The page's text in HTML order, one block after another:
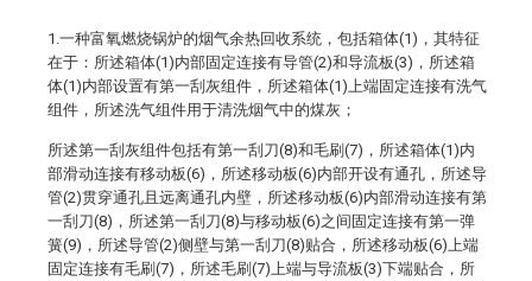
1.一种富氧燃烧锅炉的烟气余热回收系统，包括箱体(1)，其特征
在于：所述箱体(1)内部固定连接有导管(2)和导流板(3)，所述箱
体(1)内部设置有第一刮灰组件，所述箱体(1)上端固定连接有洗气
组件，所述洗气组件用于清洗烟气中的煤灰；
所述第一刮灰组件包括有第一刮刀(8)和毛刷(7)，所述箱体(1)内
部滑动连接有移动板(6)，所述移动板(6)内部开设有通孔，所述导
管(2)贯穿通孔且远离通孔内壁，所述移动板(6)内部滑动连接有第
一刮刀(8)，所述第一刮刀(8)与移动板(6)之间固定连接有第一弹
簧(9)，所述导管(2)侧壁与第一刮刀(8)贴合，所述移动板(6)上端
固定连接有毛刷(7)，所述毛刷(7)上端与导流板(3)下端贴合，所